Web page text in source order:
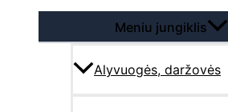
Meniu jungiklis
Alyvuogės, daržovės